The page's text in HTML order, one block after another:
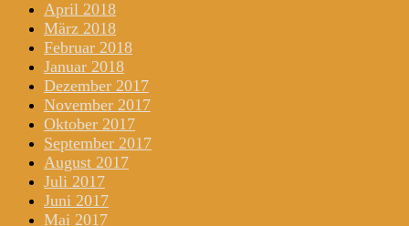
April 2018
März 2018
Februar 2018
Januar 2018
Dezember 2017
November 2017
Oktober 2017
September 2017
August 2017
Juli 2017
Juni 2017
Mai 2017